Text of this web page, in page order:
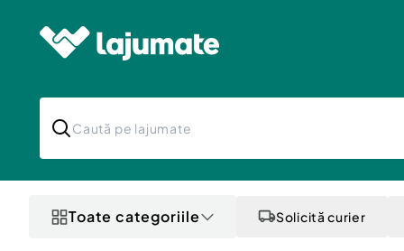
Toate categoriile Solicită curier